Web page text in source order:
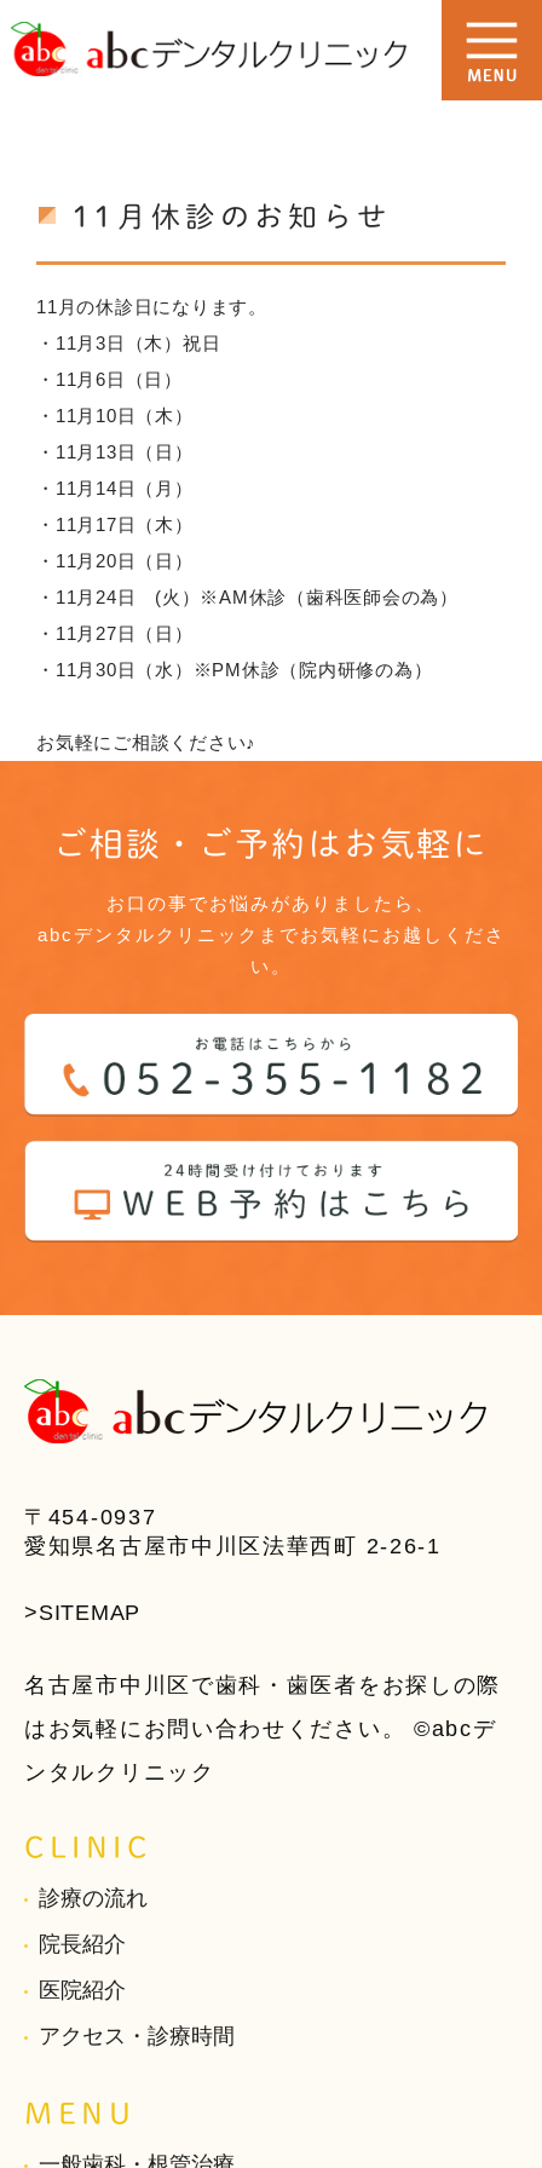
11月休診のお知らせ
11月の休診日になります。
・11月3日（木）祝日
・11月6日（日）
・11月10日（木）
・11月13日（日）
・11月14日（月）
・11月17日（木）
・11月20日（日）
・11月24日 (火）※AM休診（歯科医師会の為）
・11月27日（日）
・11月30日（水）※PM休診（院内研修の為）
お気軽にご相談ください♪
ご相談・ご予約はお気軽に
お口の事でお悩みがありましたら、
abcデンタルクリニックまでお気軽にお越しくださ
い。
〒454-0937
愛知県名古屋市中川区法華西町 2-26-1
>SITEMAP
名古屋市中川区で歯科・歯医者をお探しの際
はお気軽にお問い合わせください。 ©abcデ
ンタルクリニック
CLINIC
診療の流れ
院長紹介
医院紹介
アクセス・診療時間
MENU